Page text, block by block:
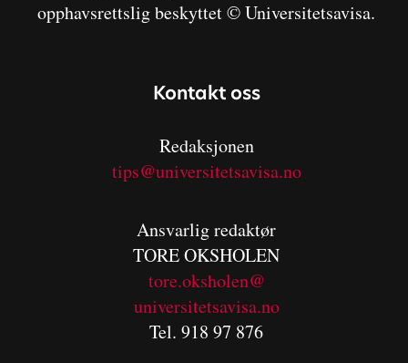
opphavsrettslig beskyttet © Universitetsavisa.
Kontakt oss
Redaksjonen
tips@universitetsavisa.no
Ansvarlig redaktør
TORE OKSHOLEN
tore.oksholen@
universitetsavisa.no
Tel. 918 97 876